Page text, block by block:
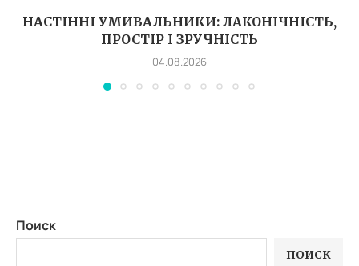
НАСТІННІ УМИВАЛЬНИКИ: ЛАКОНІЧНІСТЬ,
ПРОСТІР І ЗРУЧНІСТЬ
04.08.2026
Поиск
ПОИСК